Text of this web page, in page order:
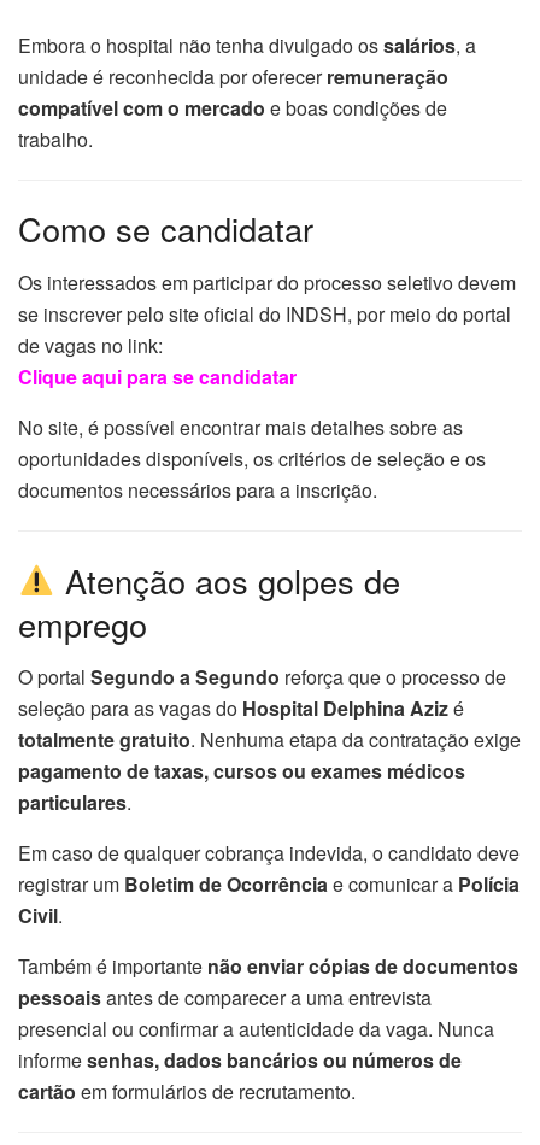
Embora o hospital não tenha divulgado ossalários, a
unidade é reconhecida por oferecerremuneração
compatível com o mercado e boas condições de
trabalho.
Como se candidatar
Os interessados em participar do processo seletivo devem
se inscrever pelo site oficial do INDSH, por meio do portal
de vagas no link:
Clique aqui para se candidatar
No site, é possível encontrar mais detalhes sobre as
oportunidades disponíveis, os critérios de seleção e os
documentos necessários para a inscrição.
Atenção aos golpes de
emprego
O portal Segundo a Segundo reforça que o processo de
seleção para as vagas do Hospital Delphina Azizé
totalmente gratuito. Nenhuma etapa da contratação exige
pagamento de taxas, cursos ou exames médicos
particulares.
Em caso de qualquer cobrança indevida, o candidato deve
registrar um Boletim de Ocorrênciae comunicar a Polícia
Civil.
Também é importante não enviar cópias de documentos
pessoaisantes de comparecer a uma entrevista
presencial ou confirmar a autenticidade da vaga. Nunca
informesenhas, dados bancários ou números de
cartão em formulários de recrutamento.